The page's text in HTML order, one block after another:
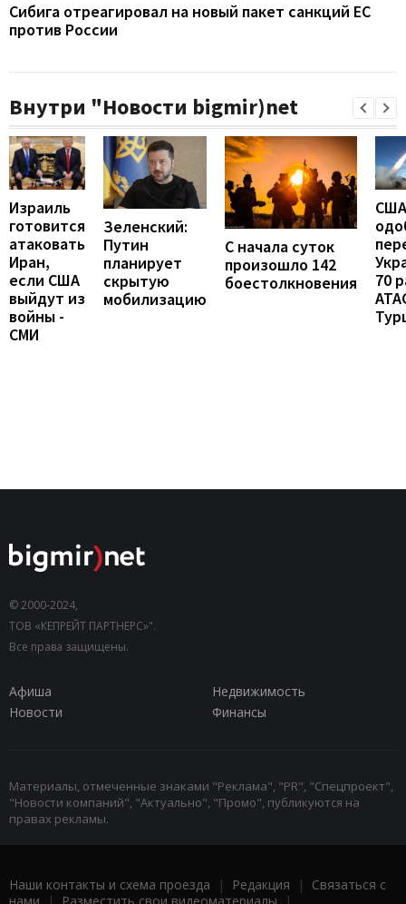
Сибига отреагировал на новый пакет санкций ЕС
против России
Внутри "Новости bigmir)net
Израиль
готовится
атаковать
Иран,
если США
выйдут из
войны -
СМИ
Зеленский:
Путин
планирует
скрытую
мобилизацию
С начала суток
произошло 142
боестолкновения
США
70
© 2000-2024,
ТОВ «КЕПРЕЙТ ПАРТНЕРС»".
Все права защищены.
Афиша
Недвижимость
Новости
Финансы
Материалы, отмеченные знаками "Реклама", "PR", "Спецпроект",
"Новости компаний", "Актуально", "Промо", публикуются на
правах рекламы.
Наши контакты и схема проезда | Редакция | Связаться с